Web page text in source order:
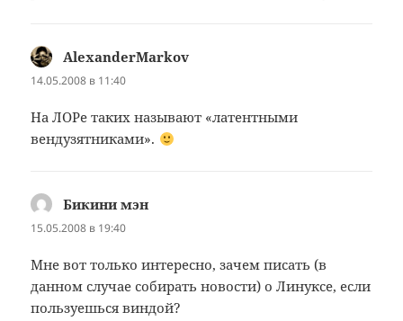
AlexanderMarkov
14.05.2008 в 11:40
На ЛОРе таких называют «латентными
вендузятниками».
Бикини мэн
15.05.2008 в 19:40
Мне вот только интересно, зачем писать (в
данном случае собирать новости) о Линуксе, если
пользуешься виндой?